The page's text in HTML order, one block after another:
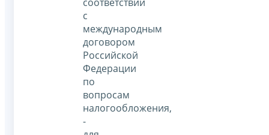
с
международным
договором
Российской
Федерации
по
вопросам
налогообложения,
-